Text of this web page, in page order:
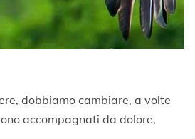
dobbiamo cambiare, a volte
accompagnati da dolore,